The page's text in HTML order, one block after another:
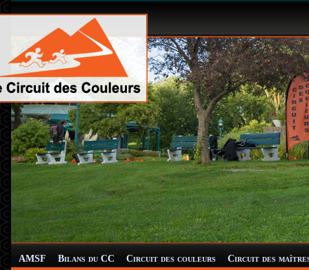
AMSF Bilans du CC Circuit des couleurs Circuit des